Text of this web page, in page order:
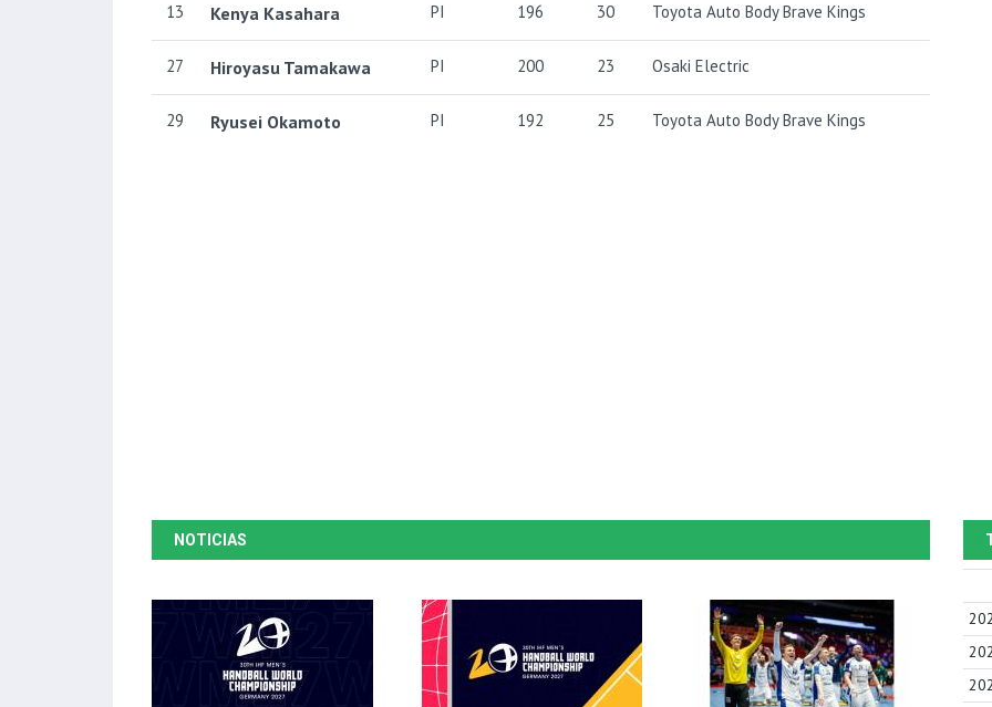
13 Kenya Kasahara PI 196 30 Toyota Auto Body Brave Kings
27 Hiroyasu Tamakawa PI 200 23 Osaki Electric
29 Ryusei Okamoto PI 192 25 Toyota Auto Body Brave Kings
NOTICIAS